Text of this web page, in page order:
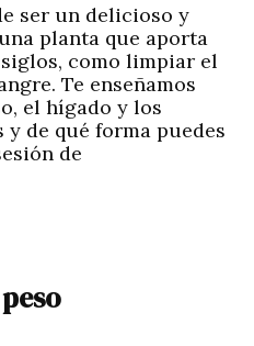
ser un delicioso y
planta que aporta
como limpiar el
Te enseñamos
el hígado y los
de qué forma puedes
de
peso